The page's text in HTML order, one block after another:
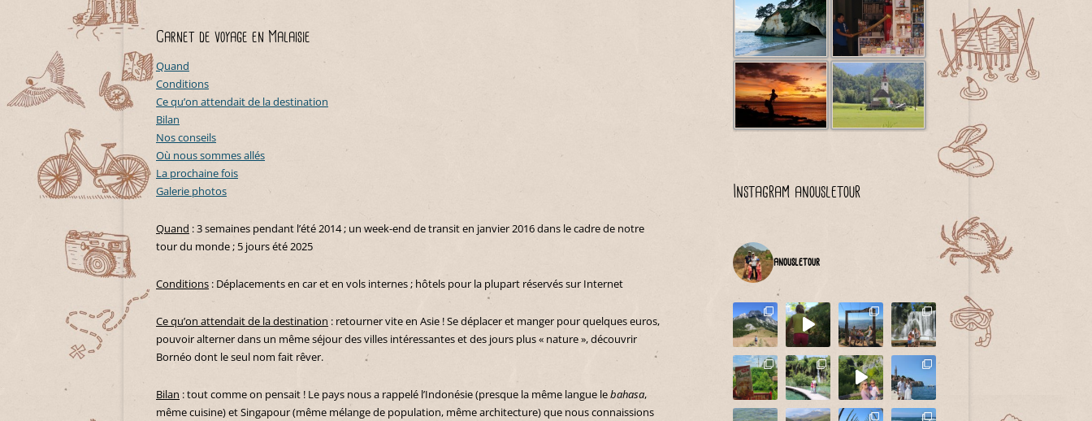
Carnet de voyage en Malaisie
Quand
Conditions
Ce qu’on attendait de la destination
Bilan
Nos conseils
Où nous sommes allés
La prochaine fois
Galerie photos
Quand : 3 semaines pendant l’été 2014 ; un week-end de transit en janvier 2016 dans le cadre de notre
tour du monde ; 5 jours été 2025
Conditions : Déplacements en car et en vols internes ; hôtels pour la plupart réservés sur Internet
Ce qu’on attendait de la destination : retourner vite en Asie ! Se déplacer et manger pour quelques euros,
pouvoir alterner dans un même séjour des villes intéressantes et des jours plus « nature », découvrir
Bornéo dont le seul nom fait rêver.
Bilan : tout comme on pensait ! Le pays nous a rappelé l’Indonésie (presque la même langue lebahasa,
même cuisine) et Singapour (même mélange de population, même architecture) que nous connaissions
Instagram anousletour
anousletour